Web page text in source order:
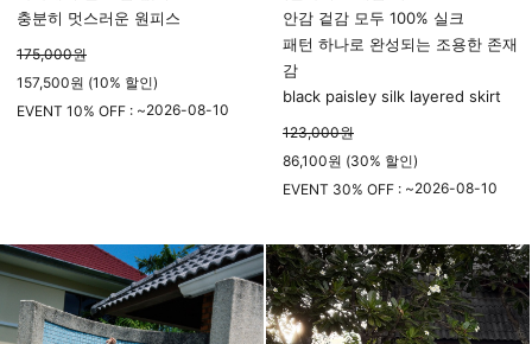
충분히 멋스러운 원피스
175,000원
157,500원 (10% 할인)
EVENT 10% OFF : ~2026-08-10
안감 겉감 모두 100% 실크
패턴 하나로 완성되는 조용한 존재
감
black paisley silk layered skirt
123,000원
86,100원 (30% 할인)
EVENT 30% OFF : ~2026-08-10